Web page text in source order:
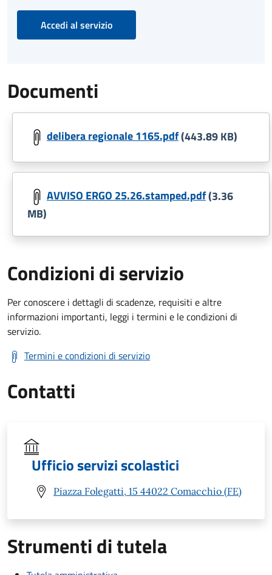
Accedi al servizio
Documenti
delibera regionale 1165.pdf(443.89 KB)
AVVISO ERGO 25.26.stamped.pdf(3.36
MB)
Condizioni di servizio
Per conoscere i dettagli di scadenze, requisiti e altre
informazioni importanti, leggi i termini e le condizioni di
servizio.
Termini e condizioni di servizio
Contatti
Ufficio servizi scolastici
Piazza Folegatti, 15 44022 Comacchio (FE)
Strumenti di tutela